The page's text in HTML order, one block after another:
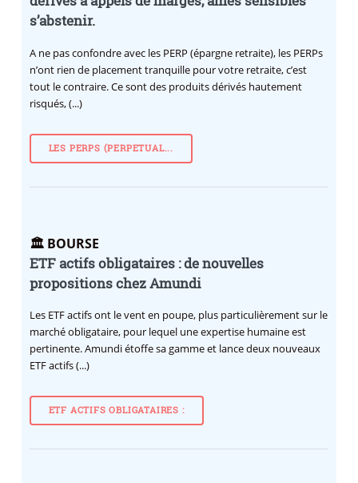
s’abstenir.
A ne pas confondre avec les PERP (épargne retraite), les PERPs
n’ont rien de placement tranquille pour votre retraite, c’est
tout le contraire. Ce sont des produits dérivés hautement
risqués, (...)
LES PERPS (PERPETUAL...
🏛️ BOURSE
ETF actifs obligataires : de nouvelles
propositions chez Amundi
Les ETF actifs ont le vent en poupe, plus particulièrement sur le
marché obligataire, pour lequel une expertise humaine est
pertinente. Amundi étoffe sa gamme et lance deux nouveaux
ETF actifs (...)
ETF ACTIFS OBLIGATAIRES :